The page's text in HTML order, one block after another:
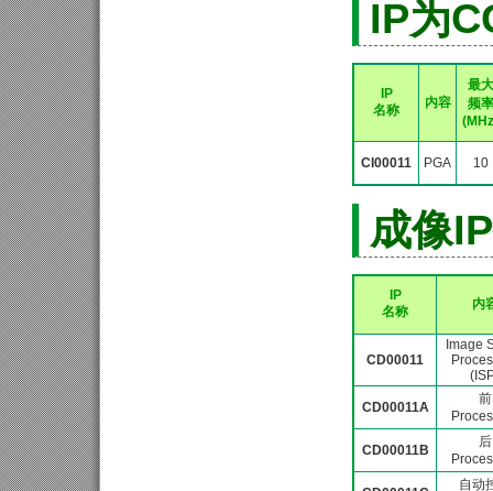
IP为
IP
名称
内容
最大
频率
CI00011 PGA 10
成像
IP
名称
内
CD00011
Image
CD00011A
前
CD00011B
后
自动